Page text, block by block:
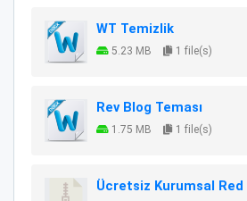
WT Temizlik
5.23 MB 1 file(s)
Rev Blog Teması
1.75 MB 1 file(s)
Ücretsiz Kurumsal Red